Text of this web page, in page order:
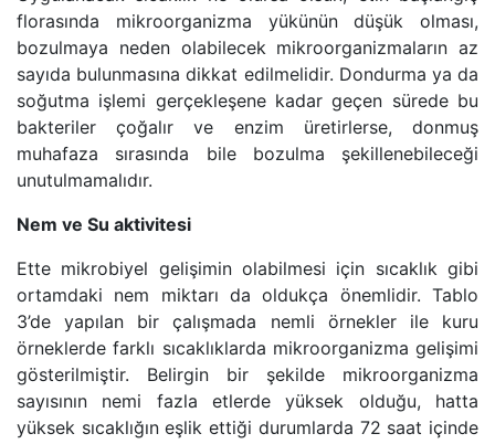
florasında mikroorganizma yükünün düşük olması,
bozulmaya neden olabilecek mikroorganizmaların az
sayıda bulunmasına dikkat edilmelidir. Dondurma ya da
soğutma işlemi gerçekleşene kadar geçen sürede bu
bakteriler çoğalır ve enzim üretirlerse, donmuş
muhafaza sırasında bile bozulma şekillenebileceği
unutulmamalıdır.
Nem ve Su aktivitesi
Ette mikrobiyel gelişimin olabilmesi için sıcaklık gibi
ortamdaki nem miktarı da oldukça önemlidir. Tablo
3’de yapılan bir çalışmada nemli örnekler ile kuru
örneklerde farklı sıcaklıklarda mikroorganizma gelişimi
gösterilmiştir. Belirgin bir şekilde mikroorganizma
sayısının nemi fazla etlerde yüksek olduğu, hatta
yüksek sıcaklığın eşlik ettiği durumlarda 72 saat içinde